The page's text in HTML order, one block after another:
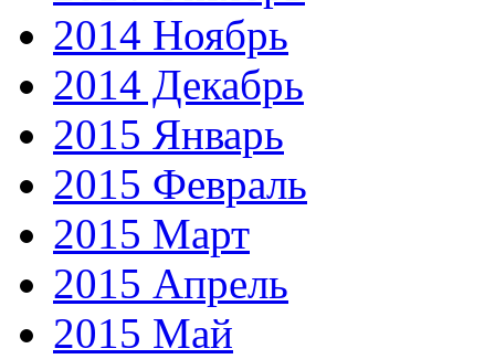
2014 Ноябрь
2014 Декабрь
2015 Январь
2015 Февраль
2015 Март
2015 Апрель
2015 Май